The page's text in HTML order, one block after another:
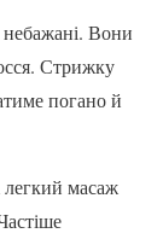
небажані. Вони
Стрижку
погано й
легкий масаж